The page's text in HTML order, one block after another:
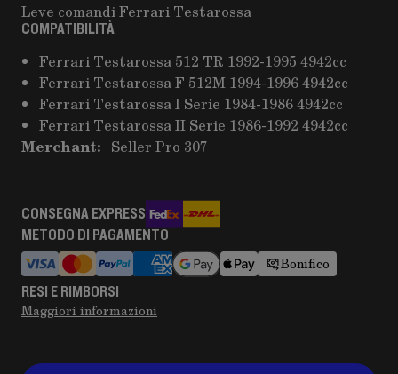
Leve comandi Ferrari Testarossa
COMPATIBILITÀ
Ferrari Testarossa 512 TR 1992-1995 4942cc
Ferrari Testarossa F 512M 1994-1996 4942cc
Ferrari Testarossa I Serie 1984-1986 4942cc
Ferrari Testarossa II Serie 1986-1992 4942cc
Merchant: Seller Pro 307
CONSEGNA EXPRESS
METODO DI PAGAMENTO
Bonifico
RESI E RIMBORSI
Maggiori informazioni